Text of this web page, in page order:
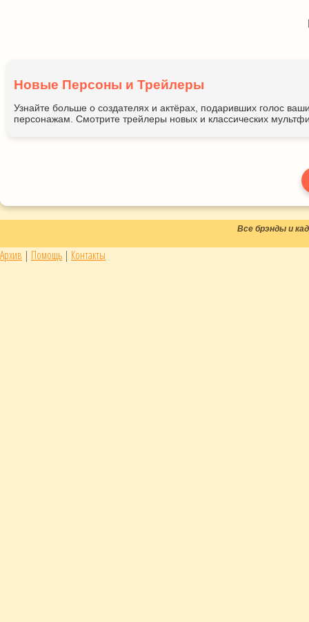
Новые Персоны и Трейлеры
Узнайте больше о создателях и актёрах, подаривших голос
персонажам. Смотрите трейлеры новых и классических
Все брэнды и
Архив | Помощь | Контакты